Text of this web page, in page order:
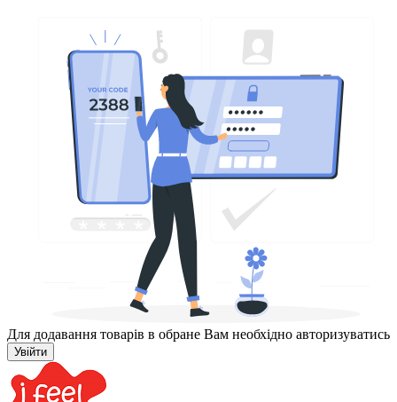
Для додавання товарів в обране Вам необхідно авторизуватись
Увійти